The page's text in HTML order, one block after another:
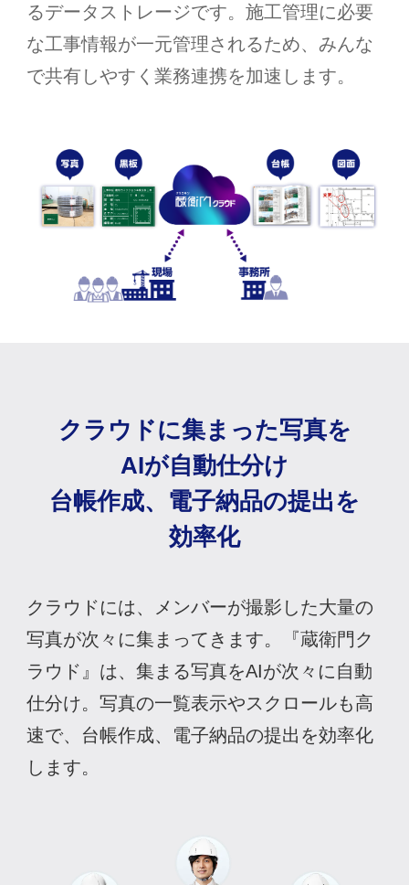
るデータストレージです。施工管理に必要
な工事情報が一元管理されるため、みんな
で共有しやすく業務連携を加速します。
クラウドに集まった写真を
AIが自動仕分け
台帳作成、電子納品の提出を
効率化
クラウドには、メンバーが撮影した大量の
写真が次々に集まってきます。『蔵衛門ク
ラウド』は、集まる写真をAIが次々に自動
仕分け。写真の一覧表示やスクロールも高
速で、台帳作成、電子納品の提出を効率化
します。